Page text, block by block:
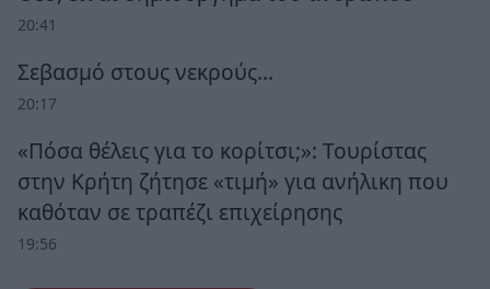
20:41
Σεβασμό στους νεκρούς…
20:17
«Πόσα θέλεις για το κορίτσι;»: Τουρίστας
στην Κρήτη ζήτησε «τιμή» για ανήλικη που
καθόταν σε τραπέζι επιχείρησης
19:56